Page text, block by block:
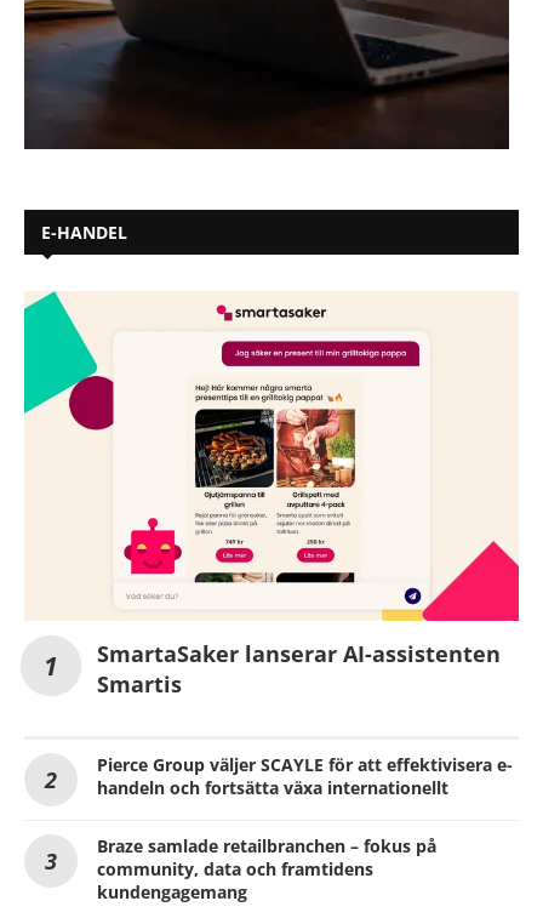
E-HANDEL
SmartaSaker lanserar AI-assistenten
Smartis
Pierce Group väljer SCAYLE för att effektivisera e-
handeln och fortsätta växa internationellt
Braze samlade retailbranchen – fokus på
community, data och framtidens
kundengagemang